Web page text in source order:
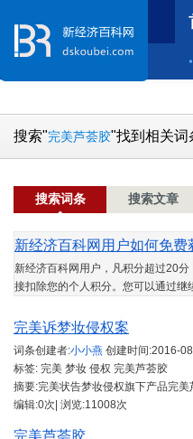
搜索"完美芦荟胶"找到相关词
搜索词条 搜索文章
新经济百科网用户如何免费
新经济百科网用户，凡积分超过20
接扣除您的个人积分。您可以通过
完美诉梦妆侵权案
词条创建者:小小燕 创建时间:2016-
标签: 完美 梦妆 侵权 完美芦荟胶
摘要:完美状告梦妆侵权旗下产品完美
编辑:0次| 浏览:11008次
完美芦荟胶